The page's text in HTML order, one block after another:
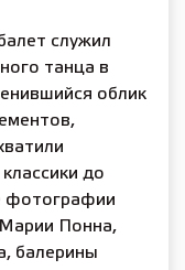
служил
танца в
облик
до
фотографии
Понна,
балерины